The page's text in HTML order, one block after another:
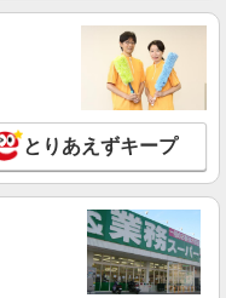
詳細を見る
NEW
る携帯販売【au】
代支給 ★交通費別途支給
有) お友達を紹介
(規定有) ★月2回払
有）★ ゜・。○。・゜
電量販店
詳細を見る
とりあえずキープ